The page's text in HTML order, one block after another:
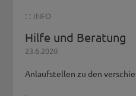
: : INFO
Hilfe und Beratung
23.6.2020
Anlaufstellen zu den